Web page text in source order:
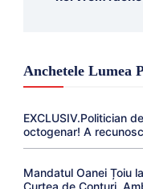
Anchetele Lumea
EXCLUSIV.Politician
octogenar! A
Mandatul Oanei Țoiu
Curtea de Conturi.